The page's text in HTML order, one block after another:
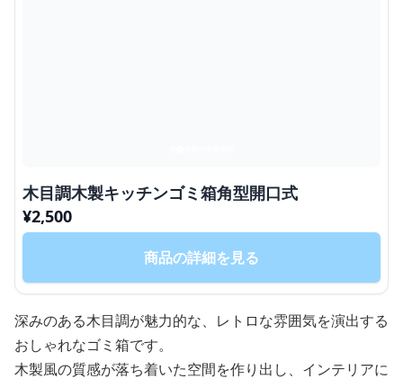
木目調木製キッチンゴミ箱角型開口式
¥2,500
商品の詳細を見る
深みのある木目調が魅力的な、レトロな雰囲気を演出する
おしゃれなゴミ箱です。
木製風の質感が落ち着いた空間を作り出し、インテリアに